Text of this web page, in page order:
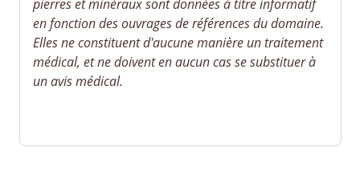
pierres et minéraux sont données à titre informatif
en fonction des ouvrages de références du domaine.
Elles ne constituent d'aucune manière un traitement
médical, et ne doivent en aucun cas se substituer à
un avis médical.